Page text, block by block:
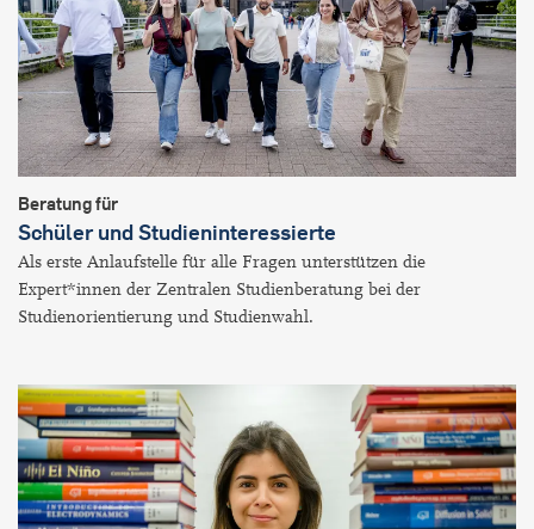
Beratung für
Schüler und Studieninteressierte
Als erste Anlaufstelle für alle Fragen unterstützen die
Expert*innen der Zentralen Studienberatung bei der
Studienorientierung und Studienwahl.